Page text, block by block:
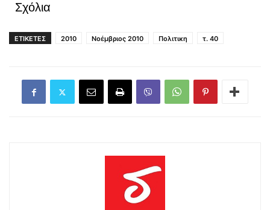
Σχόλια
ΕΤΙΚΕΤΕΣ 2010 Νοέμβριος 2010 Πολιτικη τ. 40